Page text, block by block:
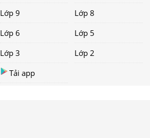
Lớp 9
Lớp 8
Lớp 6
Lớp 5
Lớp 3
Lớp 2
Tải app